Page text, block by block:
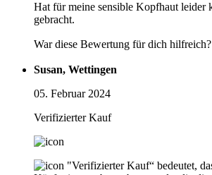
Hat für meine sensible Kopfhaut leider
gebracht.
War diese Bewertung für dich hilfreich?
Susan, Wettingen
05. Februar 2024
Verifizierter Kauf
"Verifizierter Kauf“ bedeutet,